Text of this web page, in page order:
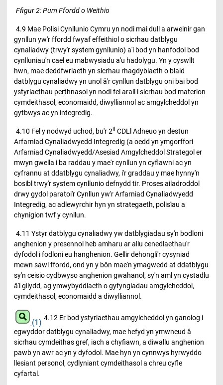
Ffigur 2: Pum Ffordd o Weithio
4.9 Mae Polisi Cynllunio Cymru yn nodi mai dull a arweinir gan
gynllun yw'r ffordd fwyaf effeithiol o sicrhau datblygu
cynaliadwy (trwy'r system gynllunio) a'i bod yn hanfodol bod
cynlluniau'n cael eu mabwysiadu a'u hadolygu. Yn y cyswllt
hwn, mae deddfwriaeth yn sicrhau rhagdybiaeth o blaid
datblygu cynaliadwy yn unol â'r cynllun datblygu oni bai bod
ystyriaethau perthnasol yn nodi fel arall i sicrhau bod materion
cymdeithasol, economaidd, diwylliannol ac amgylcheddol yn
gytbwys ac yn integredig.
4.10 Fel y nodwyd uchod, bu'r 2il CDLl Adneuo yn destun
Arfarniad Cynaliadwyedd Integredig (a oedd yn ymgorffori
Arfarniad Cynaliadwyedd/Asesiad Amgylcheddol Strategol er
mwyn gwella i ba raddau y mae'r cynllun yn cyflawni ac yn
cyfrannu at ddatblygu cynaliadwy, i'r graddau y mae hynny'n
bosibl trwy'r system cynllunio defnydd tir. Proses ailadroddol
drwy gydol paratoi'r Cynllun yw'r Arfarniad Cynaliadwyedd
Integredig, ac adlewyrchir hyn yn strategaeth, polisïau a
chynigion twf y cynllun.
4.11 Ystyr datblygu cynaliadwy yw datblygiadau sy'n bodloni
anghenion y presennol heb amharu ar allu cenedlaethau'r
dyfodol i fodloni eu hanghenion. Gellir dehongli'r cysyniad
mewn sawl ffordd, ond yn y bôn mae'n ymagwedd at ddatblygu
sy'n ceisio cydbwyso anghenion gwahanol, sy'n aml yn cystadlu
â'i gilydd, ag ymwybyddiaeth o gyfyngiadau amgylcheddol,
cymdeithasol, economaidd a diwylliannol.
(1)
4.12 Er bod ystyriaethau amgylcheddol yn ganolog i
egwyddor datblygu cynaliadwy, mae hefyd yn ymwneud â
sicrhau cymdeithas gref, iach a chyfiawn, a diwallu anghenion
pawb yn awr ac yn y dyfodol. Mae hyn yn cynnwys hyrwyddo
llesiant personol, cydlyniant cymdeithasol a chreu cyfle
cyfartal.